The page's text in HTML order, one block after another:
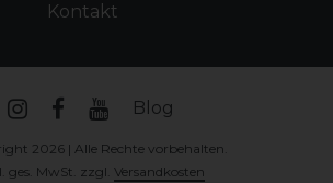
Kontakt
Blog
2026 | Alle Rechte vorbehalten.
ges. MwSt. zzgl. Versandkosten